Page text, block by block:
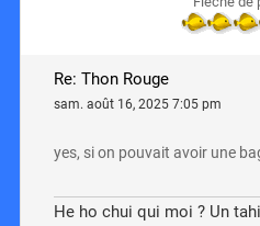
Re: Thon Rouge
sam. août 16, 2025 7:05 pm
yes, si on pouvait avoir une
He ho chui qui moi ? Un